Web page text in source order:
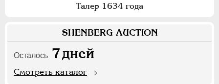
Талер 1634 года
SHENBERG AUCTION
Осталось 7дней
Смотреть каталог